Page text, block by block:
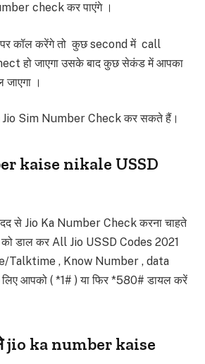
check कर पाएंगे ।
कॉल करेंगे तो कुछ second में call
हो जाएगा उसके बाद कुछ सेकंड में आपका
जाएगा ।
Jio Sim Number Check कर सकते हैं।
kaise nikale USSD
से Jio Ka Number Check करना चाहते
डाल कर All Jio USSD Codes 2021
Talktime , Know Number , data
आपको ( *1# ) या फिर *580# डायल करें
jio ka number kaise